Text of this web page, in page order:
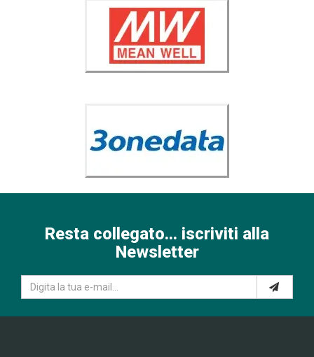
Resta collegato... iscriviti alla
Newsletter